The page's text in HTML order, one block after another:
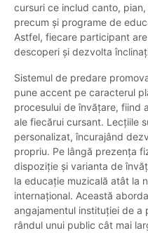
cursuri ce includ canto,
precum și programe de
Astfel, fiecare participant
descoperi și dezvolta
Sistemul de predare
pune accent pe caracterul
procesului de învățare, fiind
ale fiecărui cursant. Lecțiile
personalizat, încurajând
propriu. Pe lângă prezența
dispoziție și varianta de
la educație muzicală atât la
internațional. Această
angajamentul instituției de a
rândul unui public cât mai